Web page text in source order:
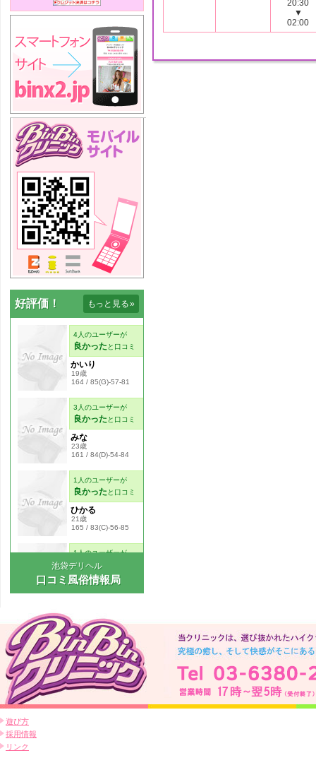
好評価！ もっと見る»
池袋デリヘル
口コミ風俗情報局
20:30
▼
02:00
遊び方
採用情報
リンク